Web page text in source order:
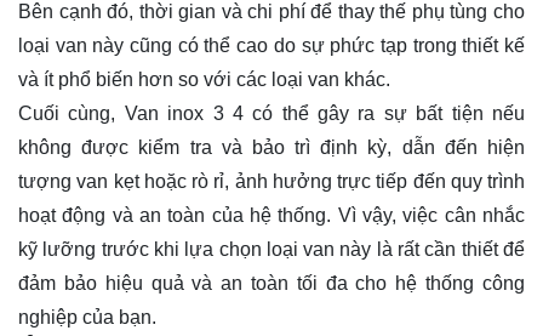
Bên cạnh đó, thời gian và chi phí để thay thế phụ tùng cho
loại van này cũng có thể cao do sự phức tạp trong thiết kế
và ít phổ biến hơn so với các loại van khác.
Cuối cùng, Van inox 3 4 có thể gây ra sự bất tiện nếu
không được kiểm tra và bảo trì định kỳ, dẫn đến hiện
tượng van kẹt hoặc rò rỉ, ảnh hưởng trực tiếp đến quy trình
hoạt động và an toàn của hệ thống. Vì vậy, việc cân nhắc
kỹ lưỡng trước khi lựa chọn loại van này là rất cần thiết để
đảm bảo hiệu quả và an toàn tối đa cho hệ thống công
nghiệp của bạn.